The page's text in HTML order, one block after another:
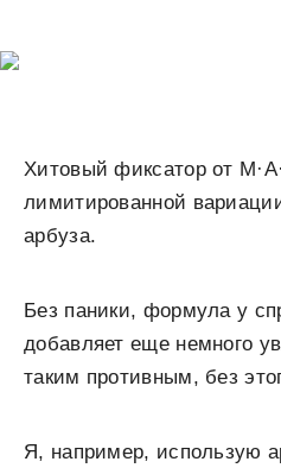
Хитовый фиксатор от
лимитированной
арбуза.
Без паники, формула у
добавляет еще немного
таким противным, без
Я, например, использую